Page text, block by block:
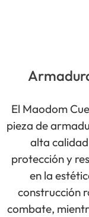
El Maodom
pieza de
alta
protección y
en la
construcción
combate,